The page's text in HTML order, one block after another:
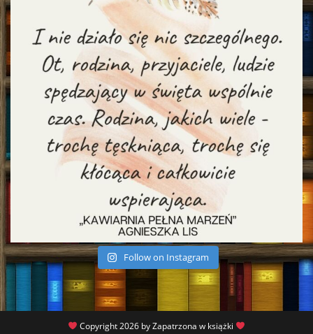
Follow on Instagram
Copyright 2026 by Zapatrzona w książki